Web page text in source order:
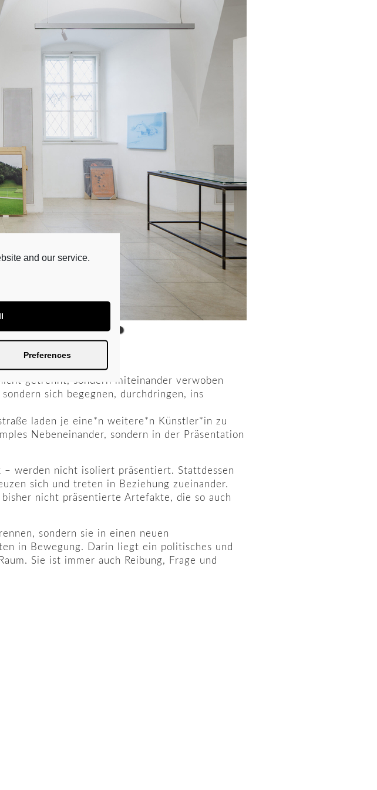
Graf
getrennt, sondern miteinander verwoben
sich begegnen, durchdringen, ins
laden je eine*n weitere*n Künstler*in zu
Nebeneinander, sondern in der Präsentation
– werden nicht isoliert präsentiert. Stattdessen
sich und treten in Beziehung zueinander.
nicht präsentierte Artefakte, die so auch
sondern sie in einen neuen
in Bewegung. Darin liegt ein politisches und
Sie ist immer auch Reibung, Frage und
and our service.
Preferences